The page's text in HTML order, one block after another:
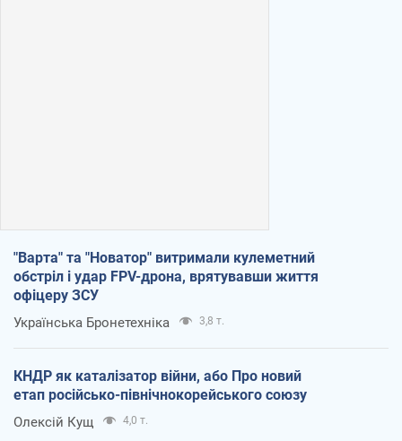
"Варта" та "Новатор" витримали кулеметний
обстріл і удар FPV-дрона, врятувавши життя
офіцеру ЗСУ
Українська Бронетехніка 3,8 т.
КНДР як каталізатор війни, або Про новий
етап російсько-північнокорейського союзу
Олексій Кущ 4,0 т.